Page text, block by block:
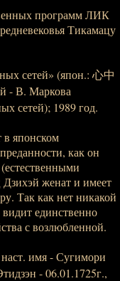
программ ЛИК
Тикамацу
сетей» (япон.: 心中
- В. Маркова
сетей); 1989 год.
в японском
как он
Дзихэй женат и имеет
Так как нет никакой
единственно
с возлюбленной.
имя - Сугимори
- 06.01.1725г.,